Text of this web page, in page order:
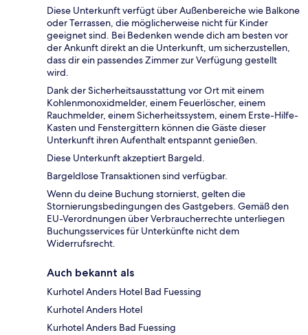
Diese Unterkunft verfügt über Außenbereiche wie Balkone
oder Terrassen, die möglicherweise nicht für Kinder
geeignet sind. Bei Bedenken wende dich am besten vor
der Ankunft direkt an die Unterkunft, um sicherzustellen,
dass dir ein passendes Zimmer zur Verfügung gestellt
wird.
Dank der Sicherheitsausstattung vor Ort mit einem
Kohlenmonoxidmelder, einem Feuerlöscher, einem
Rauchmelder, einem Sicherheitssystem, einem Erste-Hilfe-
Kasten und Fenstergittern können die Gäste dieser
Unterkunft ihren Aufenthalt entspannt genießen.
Diese Unterkunft akzeptiert Bargeld.
Bargeldlose Transaktionen sind verfügbar.
Wenn du deine Buchung stornierst, gelten die
Stornierungsbedingungen des Gastgebers. Gemäß den
EU-Verordnungen über Verbraucherrechte unterliegen
Buchungsservices für Unterkünfte nicht dem
Widerrufsrecht.
Auch bekannt als
Kurhotel Anders Hotel Bad Fuessing
Kurhotel Anders Hotel
Kurhotel Anders Bad Fuessing